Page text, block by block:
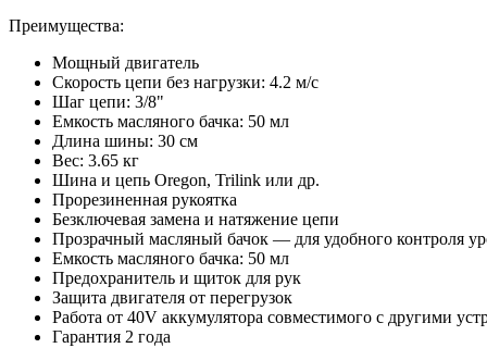
Преимущества:
Мощный двигатель
Скорость цепи без нагрузки: 4.2 м/с
Шаг цепи: 3/8"
Емкость масляного бачка: 50 мл
Длина шины: 30 см
Вес: 3.65 кг
Шина и цепь Oregon, Trilink или др.
Прорезиненная рукоятка
Безключевая замена и натяжение цепи
Прозрачный масляный бачок — для удобного контроля
Емкость масляного бачка: 50 мл
Предохранитель и щиток для рук
Защита двигателя от перегрузок
Работа от 40V аккумулятора совместимого с другими
Гарантия 2 года